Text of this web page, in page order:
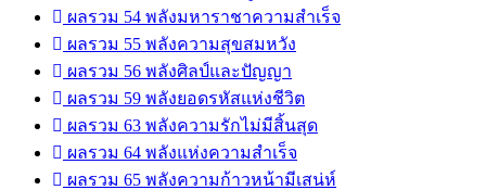
ผลรวม 54 พลังมหาราชาความสำเร็จ
ผลรวม 55 พลังความสุขสมหวัง
ผลรวม 56 พลังศิลป์และปัญญา
ผลรวม 59 พลังยอดรหัสแห่งชีวิต
ผลรวม 63 พลังความรักไม่มีสิ้นสุด
ผลรวม 64 พลังแห่งความสำเร็จ
ผลรวม 65 พลังความก้าวหน้ามีเสน่ห์